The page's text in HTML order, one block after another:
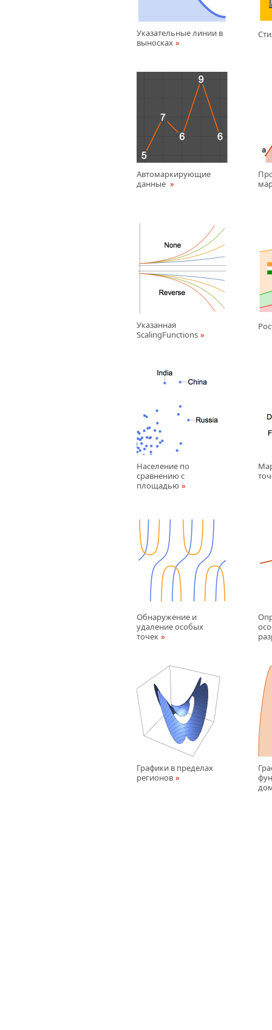
Указательные линии в
выносках
Автомаркирующие
данные
Указанная
ScalingFunctions
Население по
сравнению с
площадью
Обнаружение и
удаление особых
точек
Графики в пределах
регионов